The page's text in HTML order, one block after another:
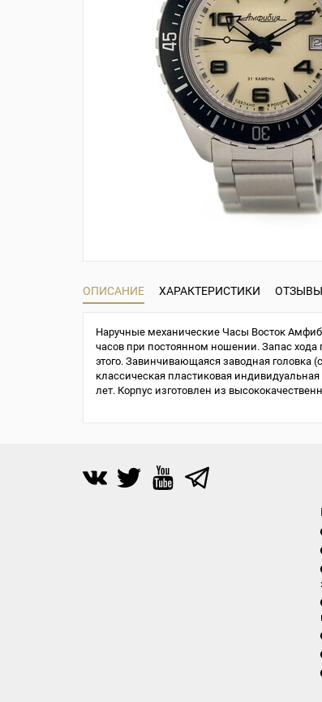
ОПИСАНИЕ ХАРАКТЕРИСТИКИ ОТЗЫВЫ
Наручные механические Часы Восток
часов при постоянном ношении. Запас хода
этого. Завинчивающаяся заводная головка
классическая пластиковая
лет. Корпус изготовлен из